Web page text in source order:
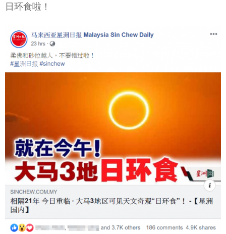
日环食啦！